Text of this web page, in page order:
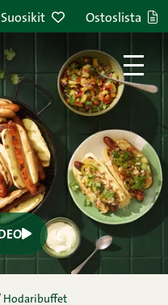
Suosikit Ostoslista